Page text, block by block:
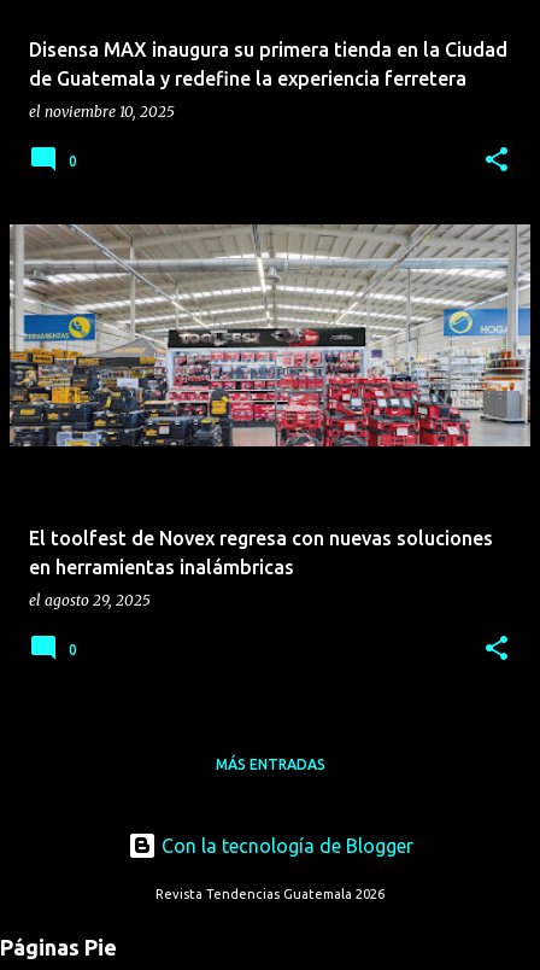
Disensa MAX inaugura su primera tienda en la Ciudad
de Guatemala y redefine la experiencia ferretera
el noviembre 10, 2025
0
El toolfest de Novex regresa con nuevas soluciones
en herramientas inalámbricas
el agosto 29, 2025
0
MÁS ENTRADAS
Con la tecnología de Blogger
Revista Tendencias Guatemala 2026
Páginas Pie